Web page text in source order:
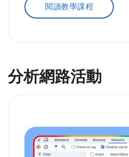
閱讀教學課程
分析網路活動